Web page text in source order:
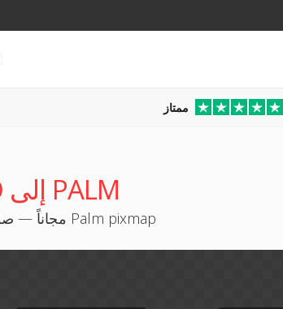
ممتاز
محول PSD إلى PALM
حوّل PSD إلى PALM مجاناً — صورة Palm pixmap